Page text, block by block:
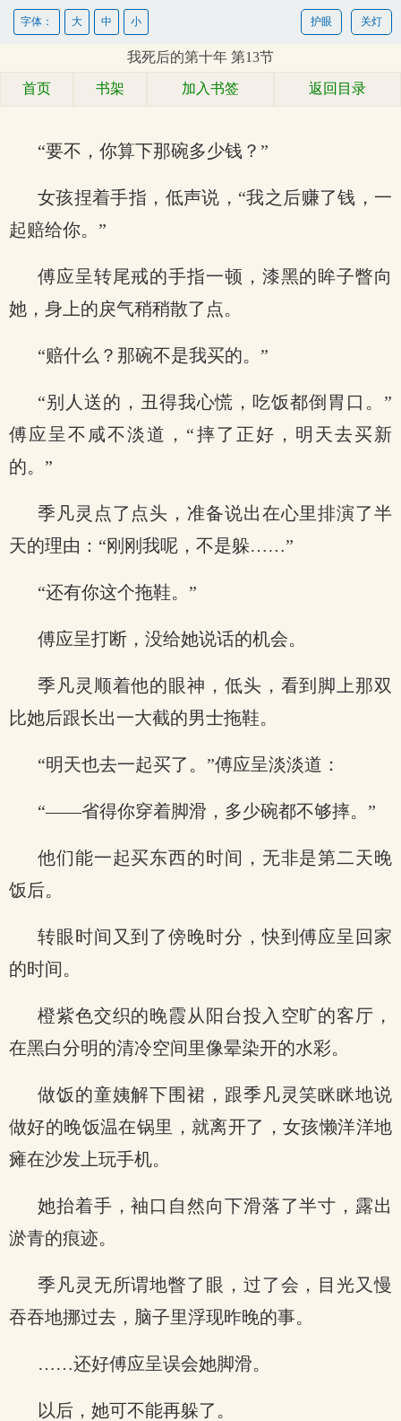
关灯
护眼
字体： 大 中 小
我死后的第十年 第13节
首页 书架 加入书签 返回目录
“要不，你算下那碗多少钱？”
女孩捏着手指，低声说，“我之后赚了钱，一
起赔给你。”
傅应呈转尾戒的手指一顿，漆黑的眸子瞥向
她，身上的戾气稍稍散了点。
“赔什么？那碗不是我买的。”
“别人送的，丑得我心慌，吃饭都倒胃口。”
傅应呈不咸不淡道，“摔了正好，明天去买新
的。”
季凡灵点了点头，准备说出在心里排演了半
天的理由：“刚刚我呢，不是躲……”
“还有你这个拖鞋。”
傅应呈打断，没给她说话的机会。
季凡灵顺着他的眼神，低头，看到脚上那双
比她后跟长出一大截的男士拖鞋。
“明天也去一起买了。”傅应呈淡淡道：
“——省得你穿着脚滑，多少碗都不够摔。”
他们能一起买东西的时间，无非是第二天晚
饭后。
转眼时间又到了傍晚时分，快到傅应呈回家
的时间。
橙紫色交织的晚霞从阳台投入空旷的客厅，
在黑白分明的清冷空间里像晕染开的水彩。
做饭的童姨解下围裙，跟季凡灵笑眯眯地说
做好的晚饭温在锅里，就离开了，女孩懒洋洋地
瘫在沙发上玩手机。
她抬着手，袖口自然向下滑落了半寸，露出
淤青的痕迹。
季凡灵无所谓地瞥了眼，过了会，目光又慢
吞吞地挪过去，脑子里浮现昨晚的事。
……还好傅应呈误会她脚滑。
以后，她可不能再躲了。